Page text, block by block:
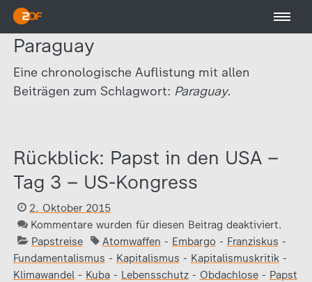
Paraguay
Eine chronologische Auflistung mit allen
Beiträgen zum Schlagwort: Paraguay.
Rückblick: Papst in den USA –
Tag 3 – US-Kongress
2. Oktober 2015
Kommentare wurden für diesen Beitrag deaktiviert.
Papstreise
Atomwaffen - Embargo - Franziskus -
Fundamentalismus - Kapitalismus - Kapitalismuskritik-
Klimawandel- Kuba- Lebensschutz- Obdachlose- Papst